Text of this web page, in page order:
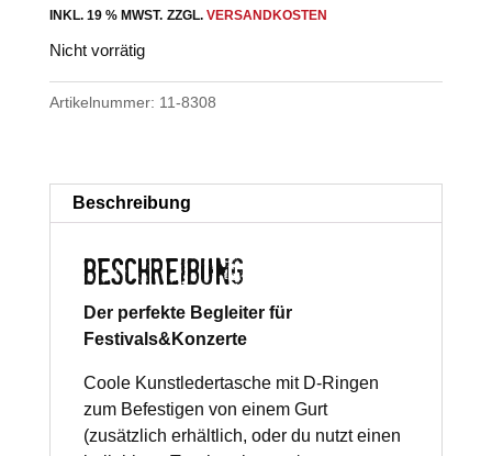
INKL. 19 % MWST. ZZGL. VERSANDKOSTEN
Nicht vorrätig
Artikelnummer: 11-8308
Beschreibung
BESCHREIBUNG
Der perfekte Begleiter für
Festivals&Konzerte
Coole Kunstledertasche mit D-Ringen
zum Befestigen von einem Gurt
(zusätzlich erhältlich, oder du nutzt einen